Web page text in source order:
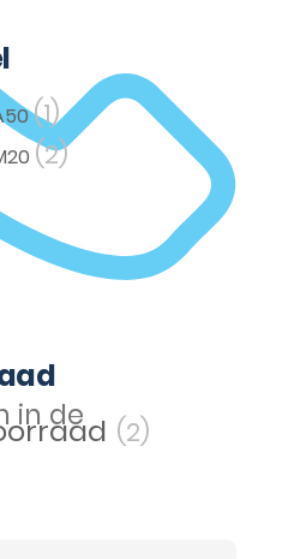
in de
(1)
(2)
(2)